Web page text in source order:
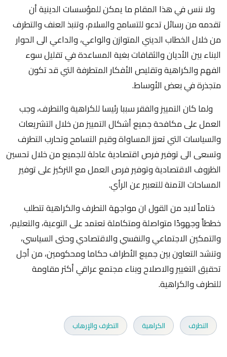
ولا ننس في هذا المقام ما يمكن للمؤسسات الدينية أن
تقدمه من رسائل تدعو للتسامح والسلام، وتنبذ العنف والتطرف
من خلال الخطاب الديني المتوازن والواعي، والداعي الى الحوار
البناء بين الأديان والثقافات بغية المساعدة في تقليل سوء
الفهم والكراهية وتقليص الأفكار المتطرفة التي قد تكون
متجذرة في بعض الأوساط.
ولما كان التمييز والفقر سببا رئيسا للكراهية والتطرف، وجب
العمل على مكافحة جميع أشكال التمييز من خلال التشريعات
والسياسات التي تعزز المساواة وقيم التسامح وتحارب التطرف
وتسعى الى توفير فرص اقتصادية عادلة للجميع من خلال تحسين
الظروف الاقتصادية وتوفير فرص العمل مع التركيز على توفير
المساحات الآمنة للتعبير عن الرأي.
ختاماً لابد من القول ان مواجهة التطرف والكراهية تتطلب
خططاً وجهودًا متواصلة ومتكاملة تعتمد على التوعية، والتعليم،
والتمكين الاجتماعي والنفسي والاقتصادي وحتى السياسي،
وتنشد التعاون بين جميع الأطراف حكاما ومحكومين، من أجل
تحقيق التغيير والاصلاح وبناء مجتمع عراقي أكثر مقاومة
للتطرف والكراهية.
التطرف الكراهية التطرف والإرهاب